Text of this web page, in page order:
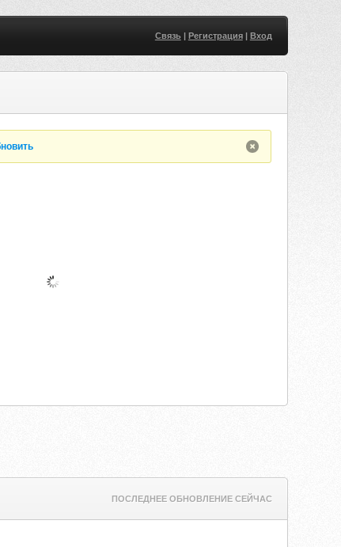
Связь| Регистрация| Вход
ПОСЛЕДНЕЕ ОБНОВЛЕНИЕ СЕЙЧАС